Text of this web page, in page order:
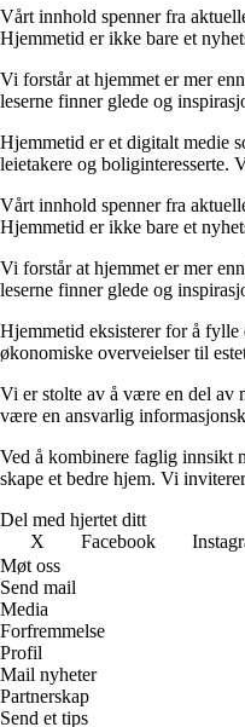
Vårt innhold spenner fra
Hjemmetid er ikke bare et
Vi forstår at hjemmet er mer
leserne finner glede og
Hjemmetid er et digitalt medie
leietakere og boliginteresserte.
Vårt innhold spenner fra
Hjemmetid er ikke bare et
Vi forstår at hjemmet er mer
leserne finner glede og
Hjemmetid eksisterer for å
økonomiske overveielser til
Vi er stolte av å være en del av
være en ansvarlig
Ved å kombinere faglig innsikt
skape et bedre hjem. Vi
Del med hjertet ditt
X
Facebook
Møt oss
Send mail
Media
Forfremmelse
Profil
Mail nyheter
Partnerskap
Send et tips